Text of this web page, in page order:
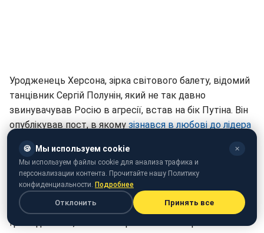
Уродженець Херсона, зірка світового балету, відомий
танцівник Сергій Полунін, який не так давно
звинувачував Росію в агресії, встав на бік Путіна. Він
опублікував пост, в якомузізнався в любові до лідера
зображенням. Через підтримку агресора, він був
занесений у базу "Миротворець".
Головна причина, по якій Полунін був внесений у
список - отримання танцюристом російського
громадянства, а також отримання паспорта
🍪 Мы используем cookie ✕
Мы используем файлы cookie для анализа трафика и
персонализации контента. Прочитайте нашу Политику
конфиденциальности. Подробнее
Отклонить Принять все